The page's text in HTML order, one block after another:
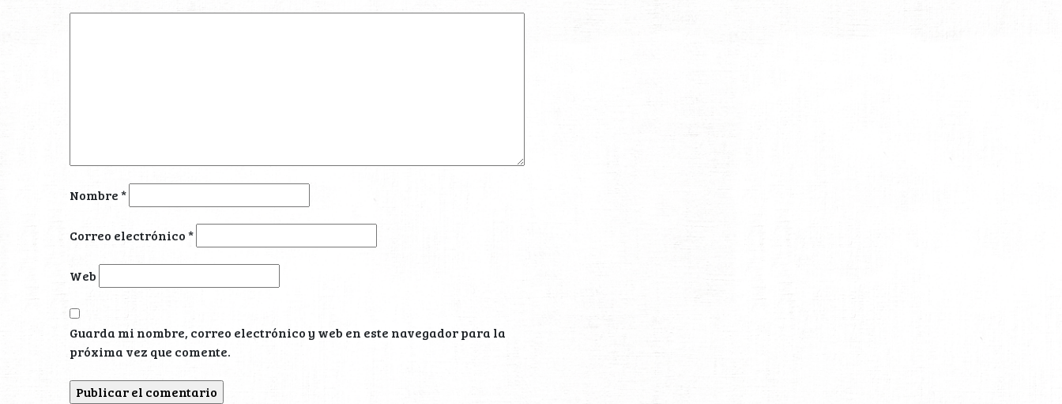
Nombre*
Correo electrónico*
Web
Guarda mi nombre, correo electrónico y web en este navegador para la
próxima vez que comente.